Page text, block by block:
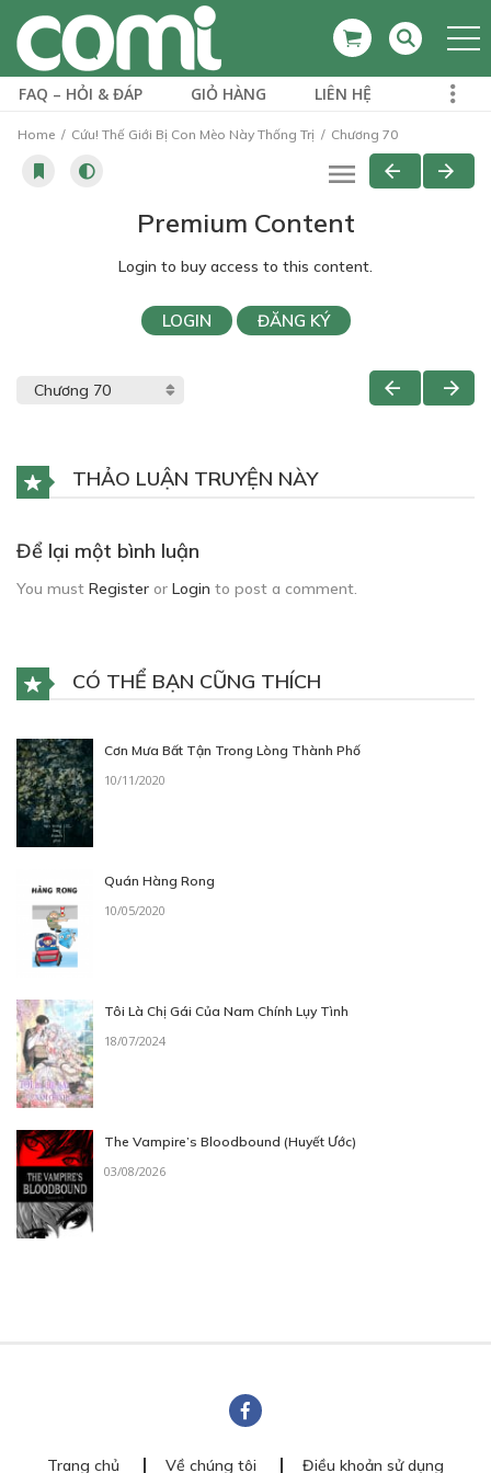
FAQ – HỎI & ĐÁP GIỎ HÀNG LIÊN HỆ
Home Cứu! Thế Giới Bị Con Mèo Này Thống Trị Chương 70
Premium Content
Login to buy access to this content.
LOGIN ĐĂNG KÝ
THẢO LUẬN TRUYỆN NÀY
Để lại một bình luận
You must Register or Login to post a comment.
CÓ THỂ BẠN CŨNG THÍCH
Cơn Mưa Bất Tận Trong Lòng Thành Phố
10/11/2020
Quán Hàng Rong
10/05/2020
Tôi Là Chị Gái Của Nam Chính Lụy Tình
18/07/2024
The Vampire’s Bloodbound (Huyết Ước)
03/08/2026
Trang chủ Về chúng tôi Điều khoản sử dụng